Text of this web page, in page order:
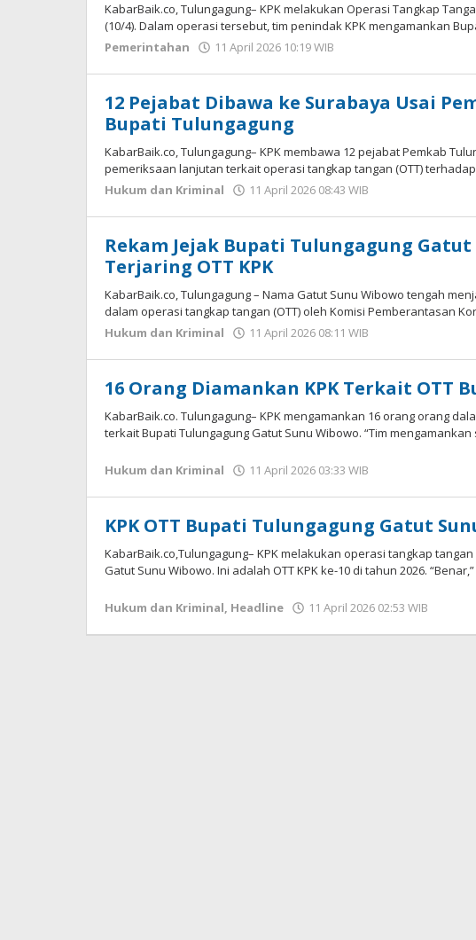
KabarBaik.co, Tulungagung– KPK melakukan Operasi Tangkap
(10/4). Dalam operasi tersebut, tim penindak KPK mengamankan
Pemerintahan
11 April 2026 10:19 WIB
12 Pejabat Dibawa ke Surabaya Usai
Bupati Tulungagung
KabarBaik.co, Tulungagung– KPK membawa 12 pejabat Pemkab
pemeriksaan lanjutan terkait operasi tangkap tangan (OTT)
Hukum dan Kriminal
11 April 2026 08:43 WIB
Rekam Jejak Bupati Tulungagung Gatut
Terjaring OTT KPK
KabarBaik.co, Tulungagung – Nama Gatut Sunu Wibowo tengah
dalam operasi tangkap tangan (OTT) oleh Komisi Pemberantasan
Hukum dan Kriminal
11 April 2026 08:11 WIB
16 Orang Diamankan KPK Terkait OTT
KabarBaik.co. Tulungagung– KPK mengamankan 16 orang orang
terkait Bupati Tulungagung Gatut Sunu Wibowo. “Tim mengamankan
Hukum dan Kriminal 11 April 2026 03:33 WIB
KPK OTT Bupati Tulungagung Gatut
KabarBaik.co,Tulungagung– KPK melakukan operasi tangkap
Gatut Sunu Wibowo. Ini adalah OTT KPK ke-10 di tahun 2026. “Benar,”
Hukum dan Kriminal, Headline 11 April 2026 02:53 WIB